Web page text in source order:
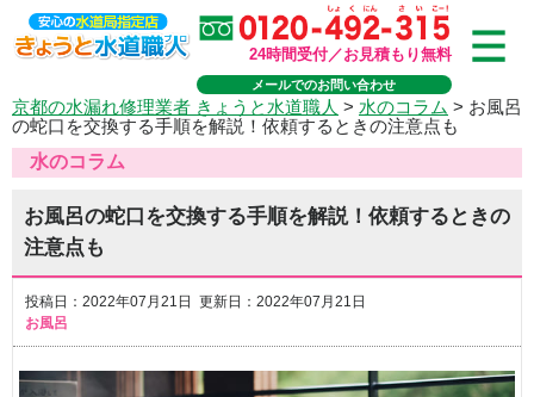
24時間受付／お見積もり無料
メールでのお問い合わせ
京都の水漏れ修理業者 きょうと水道職人 > 水のコラム > お風呂
の蛇口を交換する手順を解説！依頼するときの注意点も
水のコラム
お風呂の蛇口を交換する手順を解説！依頼するときの
注意点も
投稿日：2022年07月21日 更新日：2022年07月21日
お風呂